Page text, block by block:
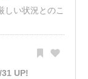
しい状況とのこ
UP!